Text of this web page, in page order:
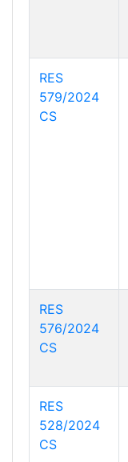
RES
579/2024
CS
RES
576/2024
CS
RES
528/2024
CS